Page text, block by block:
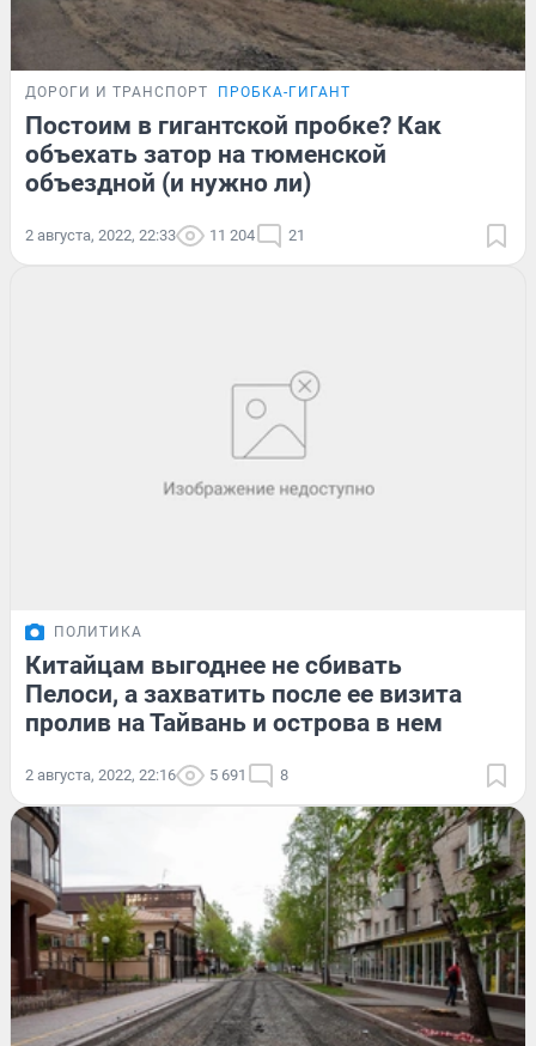
ДОРОГИ И ТРАНСПОРТ ПРОБКА-ГИГАНТ
Постоим в гигантской пробке? Как
объехать затор на тюменской
объездной (и нужно ли)
2 августа, 2022, 22:33 11 204 21
ПОЛИТИКА
Китайцам выгоднее не сбивать
Пелоси, а захватить после ее визита
пролив на Тайвань и острова в нем
2 августа, 2022, 22:16 5 691 8